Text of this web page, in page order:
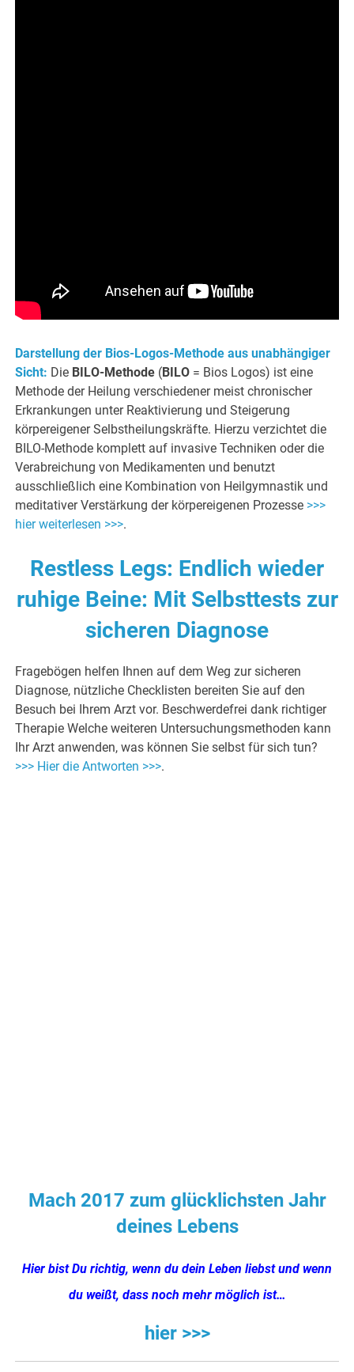
Darstellung der Bios-Logos-Methode aus unabhängiger
Sicht: Die BILO-Methode (BILO = Bios Logos) ist eine
Methode der Heilung verschiedener meist chronischer
Erkrankungen unter Reaktivierung und Steigerung
körpereigener Selbstheilungskräfte. Hierzu verzichtet die
BILO-Methode komplett auf invasive Techniken oder die
Verabreichung von Medikamenten und benutzt
ausschließlich eine Kombination von Heilgymnastik und
meditativer Verstärkung der körpereigenen Prozesse >>>
hier weiterlesen >>>.
Restless Legs: Endlich wieder
ruhige Beine: Mit Selbsttests zur
sicheren Diagnose
Fragebögen helfen Ihnen auf dem Weg zur sicheren
Diagnose, nützliche Checklisten bereiten Sie auf den
Besuch bei Ihrem Arzt vor. Beschwerdefrei dank richtiger
Therapie Welche weiteren Untersuchungsmethoden kann
Ihr Arzt anwenden, was können Sie selbst für sich tun?
>>> Hier die Antworten >>>.
Mach 2017 zum glücklichsten Jahr
deines Lebens
Hier bist Du richtig, wenn du dein Leben liebst und wenn
du weißt, dass noch mehr möglich ist…
hier >>>